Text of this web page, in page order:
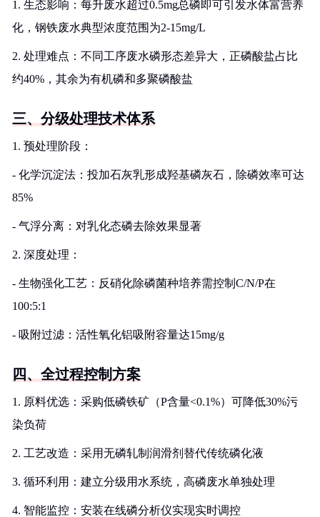
1. 生态影响：每升废水超过0.5mg总磷即可引发水体富营养
化，钢铁废水典型浓度范围为2-15mg/L
2. 处理难点：不同工序废水磷形态差异大，正磷酸盐占比
约40%，其余为有机磷和多聚磷酸盐
三、分级处理技术体系
1. 预处理阶段：
- 化学沉淀法：投加石灰乳形成羟基磷灰石，除磷效率可达
85%
- 气浮分离：对乳化态磷去除效果显著
2. 深度处理：
- 生物强化工艺：反硝化除磷菌种培养需控制C/N/P在
100:5:1
- 吸附过滤：活性氧化铝吸附容量达15mg/g
四、全过程控制方案
1. 原料优选：采购低磷铁矿（P含量<0.1%）可降低30%污
染负荷
2. 工艺改造：采用无磷轧制润滑剂替代传统磷化液
3. 循环利用：建立分级用水系统，高磷废水单独处理
4. 智能监控：安装在线磷分析仪实现实时调控